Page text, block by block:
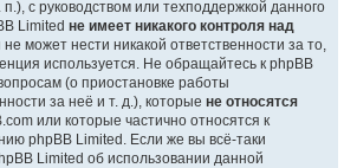
п.), с руководством или техподдержкой данного
Limited не имеет никакого контроля над
не может нести никакой ответственности за то,
используется. Не обращайтесь к phpBB
(о приостановке работы
за неё и т. д.), которые не относятся
или которые частично относятся к
phpBB Limited. Если же вы всё-таки
Limited об использовании данной